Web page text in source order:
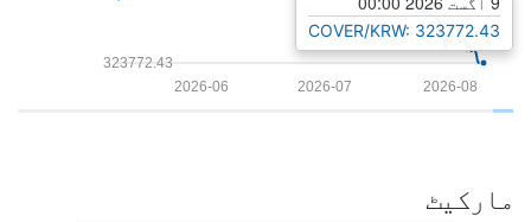
323772.43
2026-08
2026-07
2026-06
COVER/KRW: 323772.43
مارکیٹ